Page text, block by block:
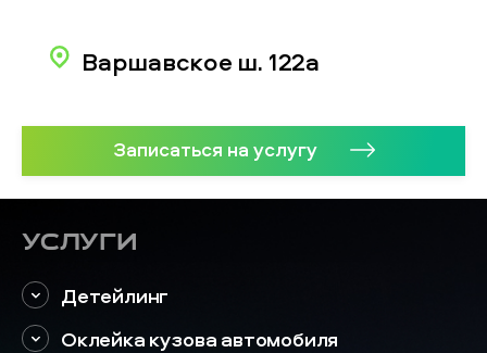
Варшавское ш. 122а
Записаться на услугу
Услуги
Детейлинг
Оклейка кузова автомобиля